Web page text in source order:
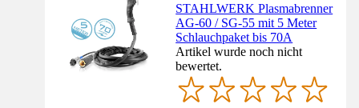
STAHLWERK Plasmabrenner
AG-60 / SG-55 mit 5 Meter
Schlauchpaket bis 70A
Artikel wurde noch nicht
bewertet.